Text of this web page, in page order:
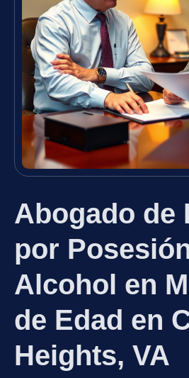
Abogado de
por
Alcohol en
de Edad en
Heights, VA